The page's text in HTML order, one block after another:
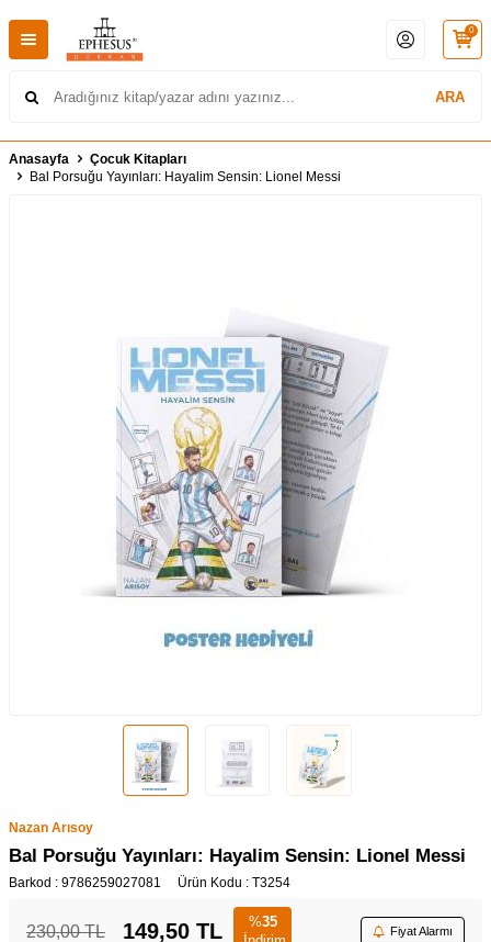
ARA
0
Anasayfa
Çocuk Kitapları
Bal Porsuğu Yayınları: Hayalim Sensin: Lionel Messi
Nazan Arısoy
Bal Porsuğu Yayınları: Hayalim Sensin: Lionel Messi
Barkod : 9786259027081 Ürün Kodu : T3254
230,00TL 149,50 TL %35
Fiyat Alarmı